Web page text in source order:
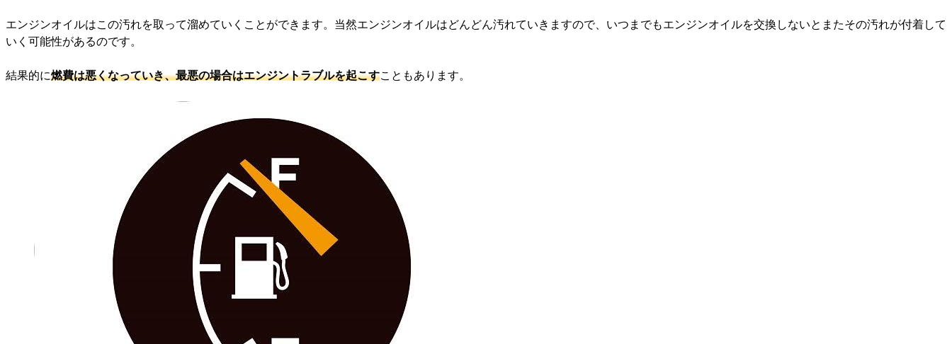
エンジンオイルはこの汚れを取って溜めていくことができます。当然エンジンオイルはどんどん汚れていきますので、いつまでもエンジンオイルを交換しないとまたその汚れが付着して
いく可能性があるのです。
結果的に燃費は悪くなっていき、最悪の場合はエンジントラブルを起こすこともあります。